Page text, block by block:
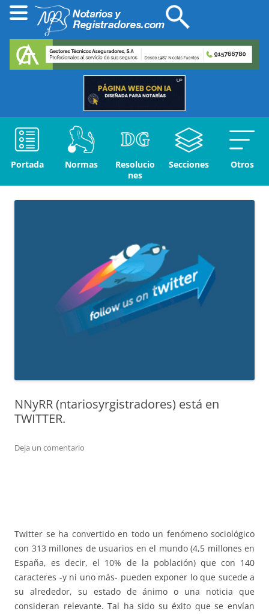
Portada Normas
Resolucio
nes
Secciones Otros
NNyRR (ntariosyrgistradores) está en
TWITTER.
Deja un comentario
Twitter se ha convertido en todo un fenómeno sociológico
con 313 millones de usuarios en el mundo (4,5 millones en
España, es decir, el 10% de la población) que con 140
caracteres -y ni uno más- pueden exponer lo que sucede a
su alrededor, su estado de ánimo o una noticia que
consideran relevante. Tal ha sido su éxito que se envían